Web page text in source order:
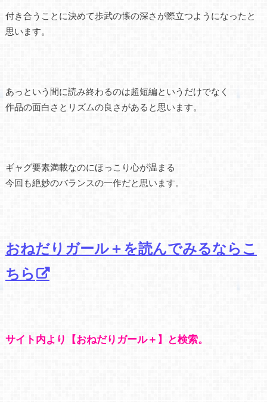
付き合うことに決めて歩武の懐の深さが際立つようになったと
思います。
あっという間に読み終わるのは超短編というだけでなく
作品の面白さとリズムの良さがあると思います。
ギャグ要素満載なのにほっこり心が温まる
今回も絶妙のバランスの一作だと思います。
おねだりガール＋を読んでみるならこ
ちら
サイト内より【おねだりガール＋】と検索。